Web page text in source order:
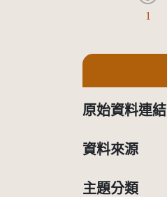
1
原始資料連結
資料來源
主題分類